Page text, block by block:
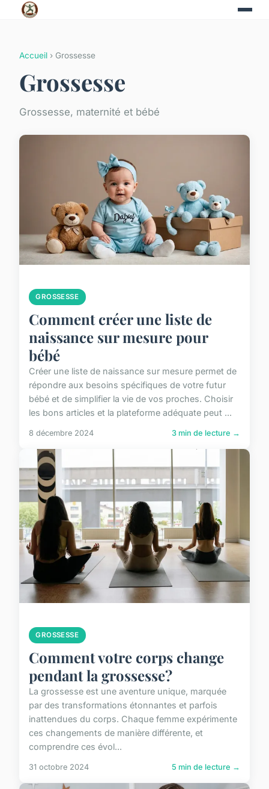
Accueil › Grossesse
Grossesse
Grossesse, maternité et bébé
GROSSESSE
Comment créer une liste de
naissance sur mesure pour
bébé
Créer une liste de naissance sur mesure permet de
répondre aux besoins spécifiques de votre futur
bébé et de simplifier la vie de vos proches. Choisir
les bons articles et la plateforme adéquate peut ...
8 décembre 2024 3 min de lecture →
GROSSESSE
Comment votre corps change
pendant la grossesse?
La grossesse est une aventure unique, marquée
par des transformations étonnantes et parfois
inattendues du corps. Chaque femme expérimente
ces changements de manière différente, et
comprendre ces évol...
31 octobre 2024 5 min de lecture →